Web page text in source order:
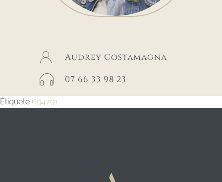
Audrey Costamagna
07 66 33 98 23
Étiqueté 694791